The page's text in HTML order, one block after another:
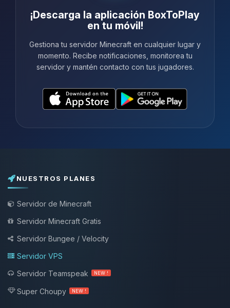
¡Descarga la aplicación BoxToPlay
en tu móvil!
Gestiona tu servidor Minecraft en cualquier lugar y
momento. Recibe notificaciones, monitorea tu
servidor y mantén contacto con tus jugadores.
NUESTROS PLANES
Servidor de Minecraft
Servidor Minecraft Gratis
Servidor Bungee / Velocity
Servidor VPS
Servidor Teamspeak
NEW !
Super Choupy NEW !